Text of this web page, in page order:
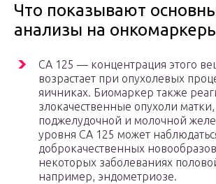
Что показывают
анализы на
СА 125 — концентрация этого
возрастает при опухолевых
яичниках. Биомаркер также
злокачественные опухоли
поджелудочной и молочной
уровня СА 125 может
доброкачественных
некоторых заболеваниях
например, эндометриозе.